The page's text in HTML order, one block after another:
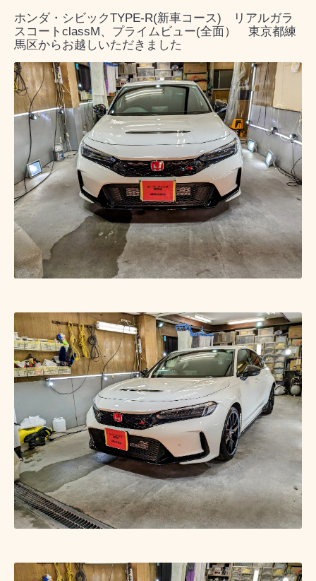
ホンダ・シビックTYPE-R(新車コース) リアルガラ
スコートclassM、プライムビュー(全面） 東京都練
馬区からお越しいただきました